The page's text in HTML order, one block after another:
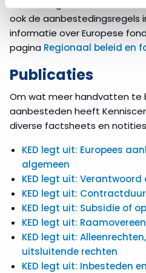
Openbare
procedure
Niet-
openbare
procedure
Concurrentiegerichte
dialoog
Mededingingsprocedure
met
onderhandeling
Procedure
voor
onderhandeling
zonder
bekendmaking
ook de aanbestedingsregels
informatie over Europese
pagina Regionaal beleid en
Publicaties
Om wat meer handvatten te
aanbesteden heeft
diverse factsheets en
KED legt uit: Europees
algemeen
KED legt uit:
KED legt uit:
KED legt uit: Subsidie of
KED legt uit:
KED legt uit:
uitsluitende rechten
KED legt uit: Inbesteden